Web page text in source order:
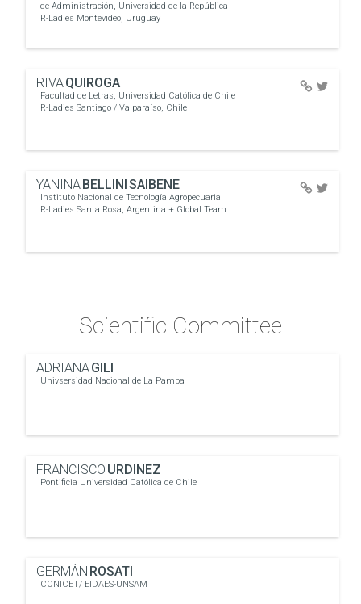
de Administración, Universidad de la República
R-Ladies Montevideo, Uruguay
RIVAQUIROGA
Facultad de Letras, Universidad Católica de Chile
R-Ladies Santiago / Valparaíso, Chile
YANINABELLINI SAIBENE
Instituto Nacional de Tecnología Agropecuaria
R-Ladies Santa Rosa, Argentina + Global Team
Scientific Committee
ADRIANAGILI
Univsersidad Nacional de La Pampa
FRANCISCO URDINEZ
Pontificia Universidad Católica de Chile
GERMÁN ROSATI
CONICET/ EIDAES-UNSAM